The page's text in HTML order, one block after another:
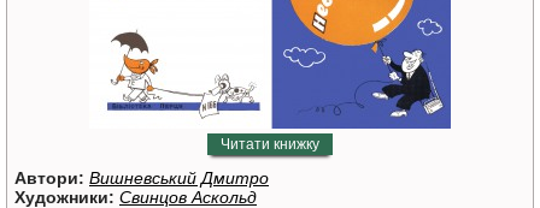
Читати книжку
Автори: Вишневський Дмитро
Художники: Свинцов Аскольд